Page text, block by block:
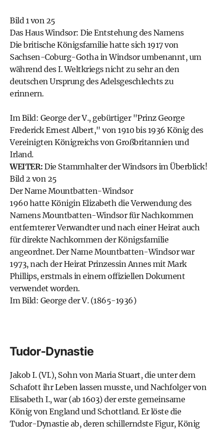
Bild 1 von 25
Das Haus Windsor: Die Entstehung des Namens
Die britische Königsfamilie hatte sich 1917 von
Sachsen-Coburg-Gotha in Windsor umbenannt, um
während des I. Weltkriegs nicht zu sehr an den
deutschen Ursprung des Adelsgeschlechts zu
erinnern.
Im Bild: George der V., gebürtiger "Prinz George
Frederick Ernest Albert," von 1910 bis 1936 König des
Vereinigten Königreichs von Großbritannien und
Irland.
WEITER: Die Stammhalter der Windsors im Überblick!
Bild 2 von 25
Der Name Mountbatten-Windsor
1960 hatte Königin Elizabeth die Verwendung des
Namens Mountbatten-Windsor für Nachkommen
entfernterer Verwandter und nach einer Heirat auch
für direkte Nachkommen der Königsfamilie
angeordnet. Der Name Mountbatten-Windsor war
1973, nach der Heirat Prinzessin Annes mit Mark
Phillips, erstmals in einem offiziellen Dokument
verwendet worden.
Im Bild: George der V. (1865-1936)
Tudor-Dynastie
Jakob I. (VI.), Sohn von Maria Stuart, die unter dem
Schafott ihr Leben lassen musste, und Nachfolger von
Elisabeth I., war (ab 1603) der erste gemeinsame
König von England und Schottland. Er löste die
Tudor-Dynastie ab, deren schillerndste Figur, König